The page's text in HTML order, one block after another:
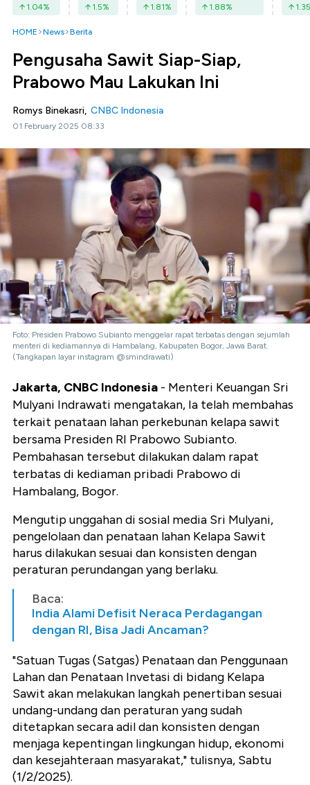
1.04% 1.5% 1.81% 1.88% 1.35
HOME News Berita
Pengusaha Sawit Siap-Siap,
Prabowo Mau Lakukan Ini
Romys Binekasri, CNBC Indonesia
01 February 2025 08:33
Foto: Presiden Prabowo Subianto menggelar rapat terbatas dengan sejumlah
menteri di kediamannya di Hambalang, Kabupaten Bogor, Jawa Barat.
(Tangkapan layar instagram @smindrawati)
Jakarta, CNBC Indonesia - Menteri Keuangan Sri
Mulyani Indrawati mengatakan, Ia telah membahas
terkait penataan lahan perkebunan kelapa sawit
bersama Presiden RI Prabowo Subianto.
Pembahasan tersebut dilakukan dalam rapat
terbatas di kediaman pribadi Prabowo di
Hambalang, Bogor.
Mengutip unggahan di sosial media Sri Mulyani,
pengelolaan dan penataan lahan Kelapa Sawit
harus dilakukan sesuai dan konsisten dengan
peraturan perundangan yang berlaku.
Baca:
India Alami Defisit Neraca Perdagangan
dengan RI, Bisa Jadi Ancaman?
"Satuan Tugas (Satgas) Penataan dan Penggunaan
Lahan dan Penataan Invetasi di bidang Kelapa
Sawit akan melakukan langkah penertiban sesuai
undang-undang dan peraturan yang sudah
ditetapkan secara adil dan konsisten dengan
menjaga kepentingan lingkungan hidup, ekonomi
dan kesejahteraan masyarakat," tulisnya, Sabtu
(1/2/2025).